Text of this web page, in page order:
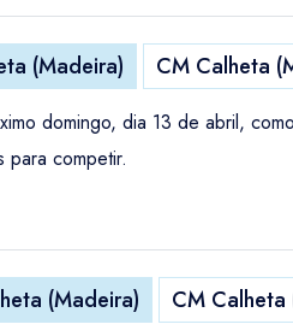
(Madeira) CM Calheta
domingo, dia 13 de abril,
para competir.
(Madeira) CM Calheta